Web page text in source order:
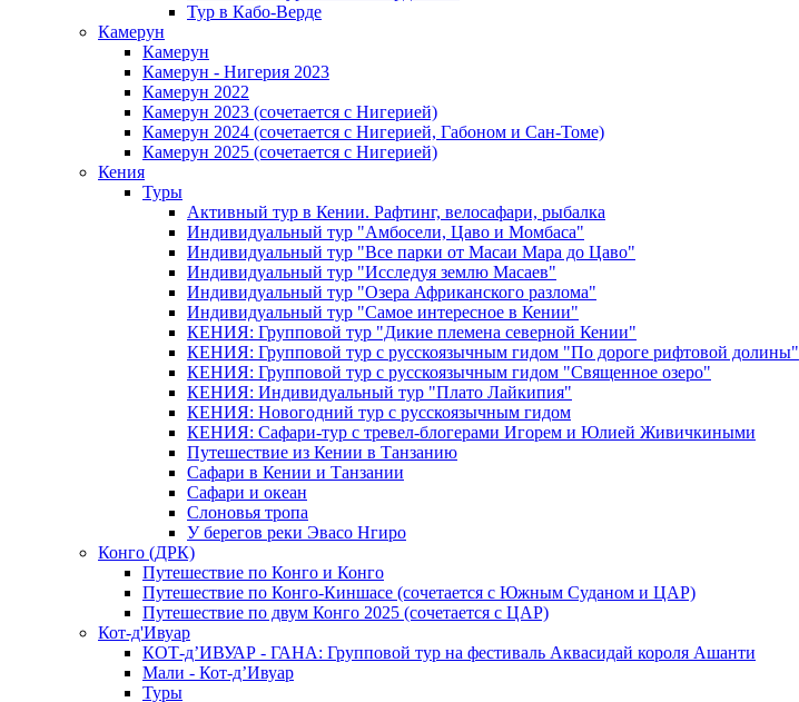
Тур в Кабо-Верде
Камерун
Камерун
Камерун - Нигерия 2023
Камерун 2022
Камерун 2023 (сочетается с Нигерией)
Камерун 2024 (сочетается с Нигерией, Габоном и Сан-Томе)
Камерун 2025 (сочетается с Нигерией)
Кения
Туры
Активный тур в Кении. Рафтинг, велосафари, рыбалка
Индивидуальный тур "Амбосели, Цаво и Момбаса"
Индивидуальный тур "Все парки от Масаи Мара до Цаво"
Индивидуальный тур "Исследуя землю Масаев"
Индивидуальный тур "Озера Африканского разлома"
Индивидуальный тур "Самое интересное в Кении"
КЕНИЯ: Групповой тур "Дикие племена северной Кении"
КЕНИЯ: Групповой тур с русскоязычным гидом "По дороге рифтовой долины"
КЕНИЯ: Групповой тур с русскоязычным гидом "Священное озеро"
КЕНИЯ: Индивидуальный тур "Плато Лайкипия"
КЕНИЯ: Новогодний тур с русскоязычным гидом
КЕНИЯ: Сафари-тур с тревел-блогерами Игорем и Юлией Живичкиными
Путешествие из Кении в Танзанию
Сафари в Кении и Танзании
Сафари и океан
Слоновья тропа
У берегов реки Эвасо Нгиро
Конго (ДРК)
Путешествие по Конго и Конго
Путешествие по Конго-Киншасе (сочетается с Южным Суданом и ЦАР)
Путешествие по двум Конго 2025 (сочетается с ЦАР)
Кот-д'Ивуар
КОТ-д’ИВУАР - ГАНА: Групповой тур на фестиваль Аквасидай короля Ашанти
Мали - Кот-д’Ивуар
Туры